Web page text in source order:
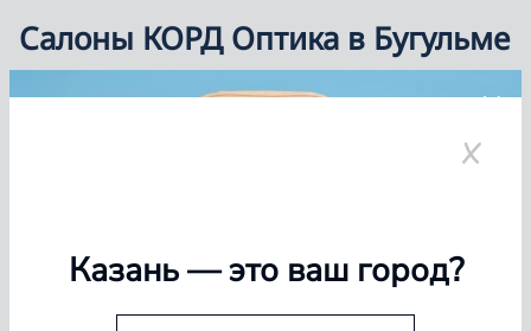
Салоны КОРД Оптика в Бугульме
Группа компаний «Корд Оптика» - это более 100
Казань— это ваш город?